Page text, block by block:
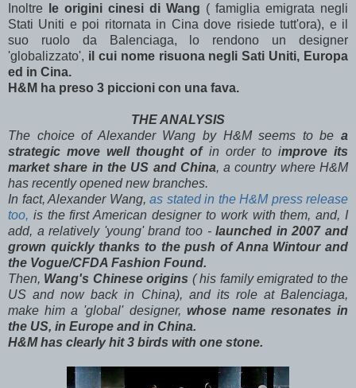
Inoltre
le origini cinesi di Wang ( famiglia emigrata negli
Stati Uniti e poi ritornata in Cina dove risiede tutt'ora), e il
suo ruolo da Balenciaga, lo rendono un designer
'globalizzato', il cui nome risuona negli Sati Uniti, Europa
ed in Cina.
H&M ha preso 3 piccioni con una fava.
THE ANALYSIS
The choice of Alexander Wang by H&M seems to be a
strategic move well thought ofin order to improve its
market share in the US and China, a country where H&M
has recently opened new branches.
In fact, Alexander Wang, as stated in the H&M press release
too, is the first American designer to work with them, and, I
add, a relatively 'young' brand too -launched in 2007 and
grown quickly thanks to the push of Anna Wintour and
the Vogue/CFDA Fashion Found.
Then, Wang's Chinese origins ( his family emigrated to the
US and now back in China), and its role at Balenciaga,
make him a 'global' designer, whose name resonates in
the US, in Europe and in China.
H&M has clearly hit 3 birds with one stone.